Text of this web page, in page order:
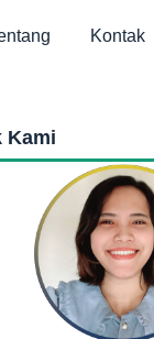
Kontak
Kami